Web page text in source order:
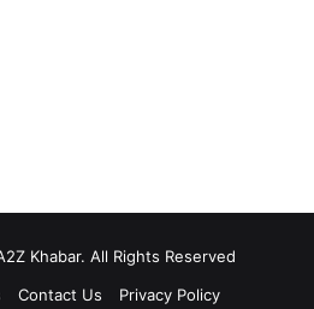
Khabar. All Rights Reserved
Contact Us Privacy Policy